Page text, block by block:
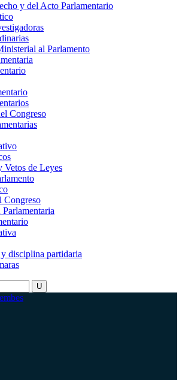
y del Acto Parlamentario
al Parlamento
Congreso
Vetos de Leyes
Congreso
disciplina partidaria